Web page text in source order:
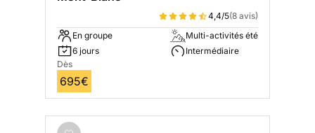
4,4/5(8 avis)
En groupe
6 jours
Multi-activités été
Intermédiaire
Dès
695€